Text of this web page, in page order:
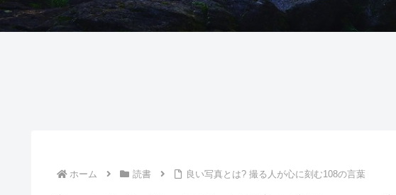
ホーム 読書 良い写真とは? 撮る人が心に刻む108の言葉